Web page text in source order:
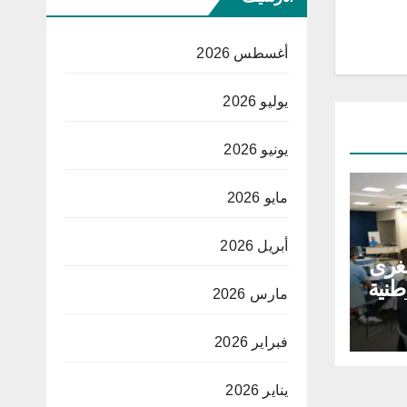
أغسطس 2026
يوليو 2026
يونيو 2026
مايو 2026
أبريل 2026
مارس 2026
فبراير 2026
يناير 2026